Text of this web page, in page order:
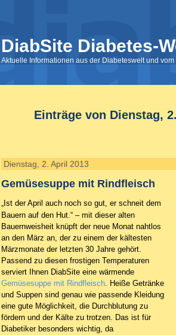
DiabSite Diabetes-
Aktuelle Informationen aus der Diabeteswelt und
Einträge von Dienstag,
Dienstag, 2. April 2013
Gemüsesuppe mit Rindfleisch
„Ist der April auch noch so gut, er schneit dem
Bauern auf den Hut.“ – mit dieser alten
Bauernweisheit knüpft der neue Monat nahtlos
an den März an, der zu einem der kältesten
Märzmonate der letzten 30 Jahre gehört.
Passend zu diesen frostigen Temperaturen
serviert Ihnen DiabSite eine wärmende
Gemüsesuppe mit Rindfleisch. Heiße Getränke
und Suppen sind genau wie passende Kleidung
eine gute Möglichkeit, die Durchblutung zu
fördern und der Kälte zu trotzen. Das ist für
Diabetiker besonders wichtig, da